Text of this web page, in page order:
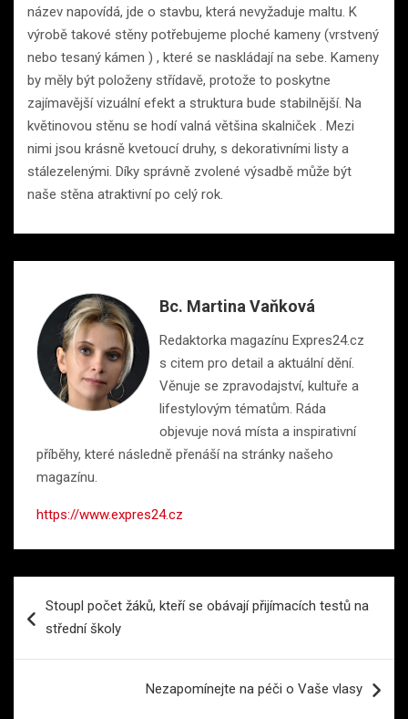
název napovídá, jde o stavbu, která nevyžaduje maltu. K
výrobě takové stěny potřebujeme ploché kameny (vrstvený
nebo tesaný kámen ) , které se naskládají na sebe. Kameny
by měly být položeny střídavě, protože to poskytne
zajímavější vizuální efekt a struktura bude stabilnější. Na
květinovou stěnu se hodí valná většina skalniček . Mezi
nimi jsou krásně kvetoucí druhy, s dekorativními listy a
stálezelenými. Díky správně zvolené výsadbě může být
naše stěna atraktivní po celý rok.
Bc. Martina Vaňková
Redaktorka magazínu Expres24.cz
s citem pro detail a aktuální dění.
Věnuje se zpravodajství, kultuře a
lifestylovým tématům. Ráda
objevuje nová místa a inspirativní
příběhy, které následně přenáší na stránky našeho
magazínu.
https://www.expres24.cz
proStoupl počet žáků, kteří se obávají přijímacích testů na
střední školy
Nezapomínejte na péči o Vaše vlasy